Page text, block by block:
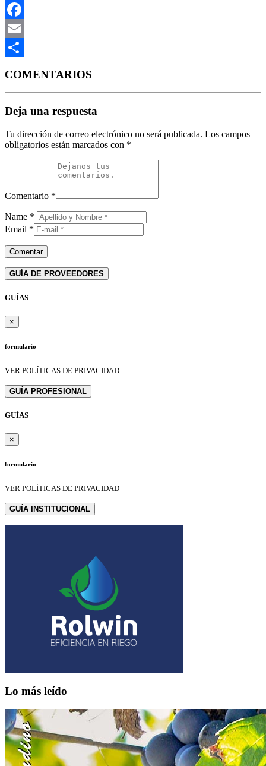
WhatsApp
Facebook
Email
COMENTARIOS
Deja una respuesta
Tu dirección de correo electrónico no será publicada. Los campos
obligatorios están marcados con *
Comentario *
Name *
Email *
GUÍA DE PROVEEDORES
GUÍAS
×
formulario
VER POLÍTICAS DE PRIVACIDAD
GUÍA PROFESIONAL
GUÍAS
×
formulario
VER POLÍTICAS DE PRIVACIDAD
GUÍA INSTITUCIONAL
Lo más leído